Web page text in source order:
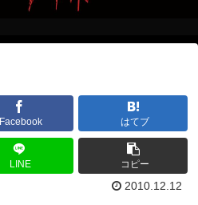
Facebook はてブ
LINE コピー
2010.12.12